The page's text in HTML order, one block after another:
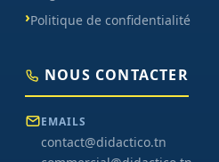
Politique de confidentialité
NOUS CONTACTER
EMAILS
contact@didactico.tn